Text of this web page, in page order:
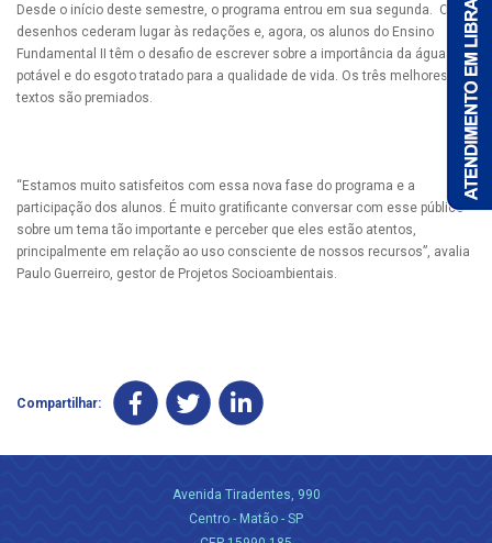
Desde o início deste semestre, o programa entrou em sua segunda. Os
desenhos cederam lugar às redações e, agora, os alunos do Ensino
Fundamental II têm o desafio de escrever sobre a importância da água
potável e do esgoto tratado para a qualidade de vida. Os três melhores
textos são premiados.
“Estamos muito satisfeitos com essa nova fase do programa e a
participação dos alunos. É muito gratificante conversar com esse público
sobre um tema tão importante e perceber que eles estão atentos,
principalmente em relação ao uso consciente de nossos recursos”, avalia
Paulo Guerreiro, gestor de Projetos Socioambientais.
Compartilhar:
Avenida Tiradentes, 990
Centro - Matão - SP